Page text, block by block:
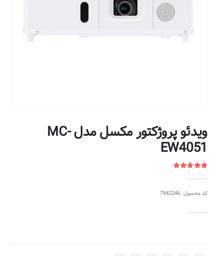
ویدئو پروژکتور مکسل مدل MC-
EW4051
کد محصول: 7942246